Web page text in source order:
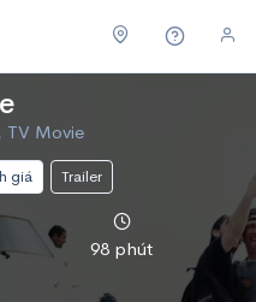
TV Movie
giá Trailer
98 phút